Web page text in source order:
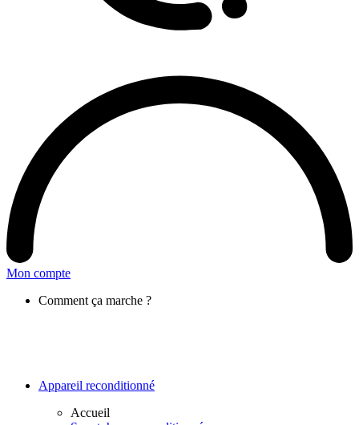
Mon compte
Comment ça marche ?
Appareil reconditionné
Accueil